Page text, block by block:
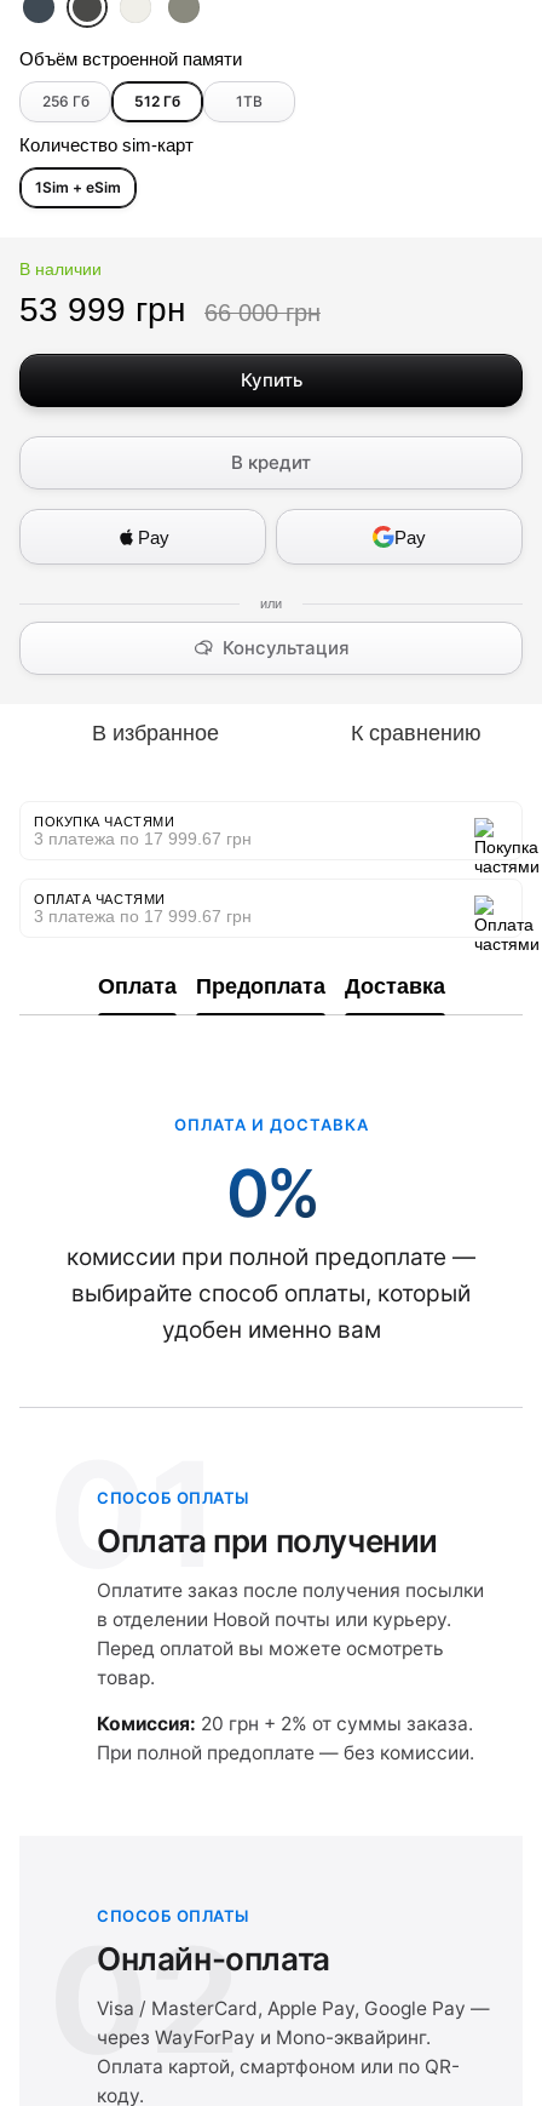
Объём встроенной памяти
256 Гб 512 Гб 1ТB
Количество sim-карт
1Sim + eSim
В наличии
53 999 грн 66 000 грн
Купить
В кредит
Pay Pay
Консультация
В избранное К сравнению
ПОКУПКА ЧАСТЯМИ
3 платежа по 17 999.67 грн
ОПЛАТА ЧАСТЯМИ
3 платежа по 17 999.67 грн
Оплата Предоплата Доставка
ОПЛАТА И ДОСТАВКА
0%
комиссии при полной предоплате —
выбирайте способ оплаты, который
удобен именно вам
01
СПОСОБ ОПЛАТЫ
Оплата при получении
Оплатите заказ после получения посылки
в отделении Новой почты или курьеру.
Перед оплатой вы можете осмотреть
товар.
Комиссия: 20 грн + 2% от суммы заказа.
При полной предоплате — без комиссии.
02
СПОСОБ ОПЛАТЫ
Онлайн-оплата
Visa / MasterCard, Apple Pay, Google Pay —
через WayForPay и Mono-эквайринг.
Оплата картой, смартфоном или по QR-
коду.